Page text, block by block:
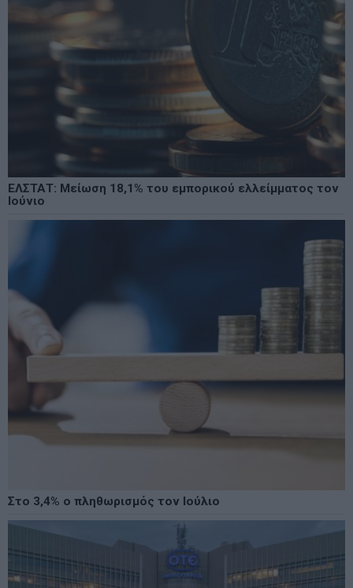
ΕΛΣΤΑΤ: Μείωση 18,1% του εμπορικού ελλείμματος τον
Ιούνιο
Στο 3,4% ο πληθωρισμός τον Ιούλιο